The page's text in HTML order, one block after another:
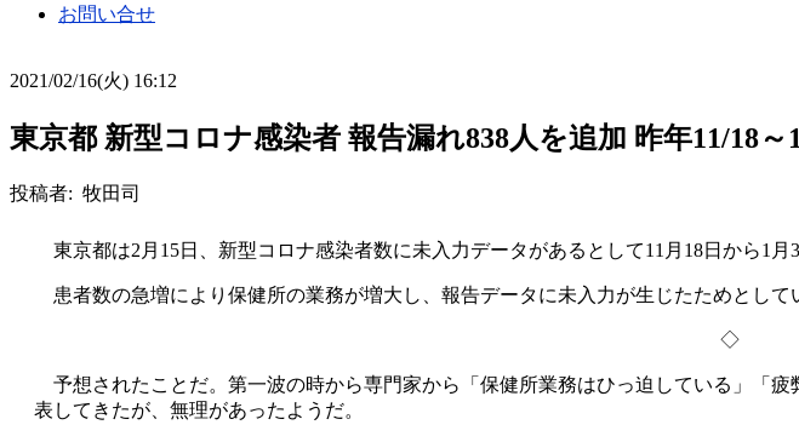
お問い合せ
2021/02/16(火) 16:12
東京都 新型コロナ感染者 報告漏れ838人を追加 昨年11/18～
投稿者: 牧田司
東京都は2月15日、新型コロナ感染者数に未入力データがあるとして11月18日から1
患者数の急増により保健所の業務が増大し、報告データに未入力が生じたためとして
◇
予想されたことだ。第一波の時から専門家から「保健所業務はひっ迫している」「
表してきたが、無理があったようだ。